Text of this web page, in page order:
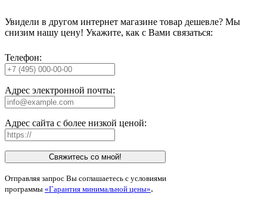
Увидели в другом интернет магазине товар дешевле? Мы
снизим нашу цену! Укажите, как с Вами связаться:
Телефон:
Адрес электронной почты:
Адрес сайта с более низкой ценой:
Свяжитесь со мной!
Отправляя запрос Вы соглашаетесь с условиями
программы «Гарантия минимальной цены».